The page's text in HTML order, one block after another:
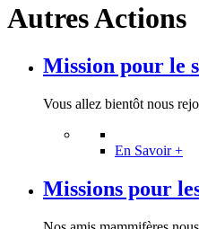
Autres Actions
Mission pour le
Vous allez bientôt nous
En Savoir +
Missions pour